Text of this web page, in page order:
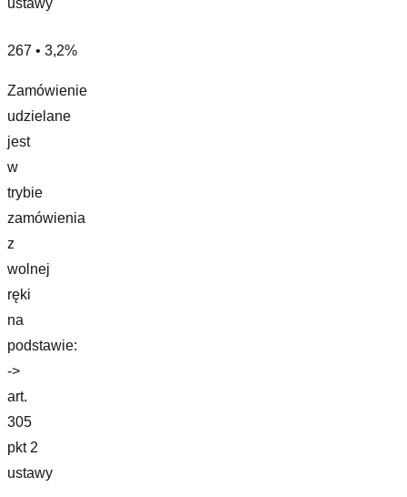
267 • 3,2%
Zamówienie
udzielane
jest
w
trybie
zamówienia
z
wolnej
ręki
na
podstawie:
->
art.
305
pkt 2
ustawy